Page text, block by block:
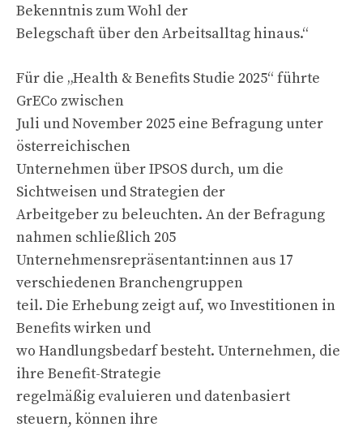
Bekenntnis zum Wohl der
Belegschaft über den Arbeitsalltag hinaus.“
Für die „Health & Benefits Studie 2025“ führte
GrECo zwischen
Juli und November 2025 eine Befragung unter
österreichischen
Unternehmen über IPSOS durch, um die
Sichtweisen und Strategien der
Arbeitgeber zu beleuchten. An der Befragung
nahmen schließlich 205
Unternehmensrepräsentant:innen aus 17
verschiedenen Branchengruppen
teil. Die Erhebung zeigt auf, wo Investitionen in
Benefits wirken und
wo Handlungsbedarf besteht. Unternehmen, die
ihre Benefit-Strategie
regelmäßig evaluieren und datenbasiert
steuern, können ihre